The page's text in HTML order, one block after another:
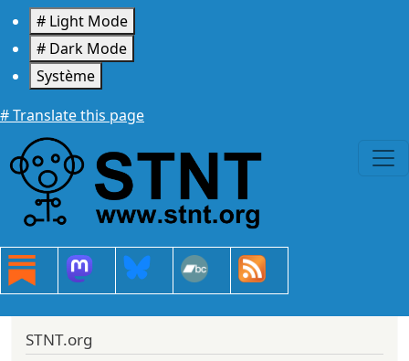
Aller au contenu principal
# Light Mode
# Dark Mode
Système
# Translate this page
STNT.org